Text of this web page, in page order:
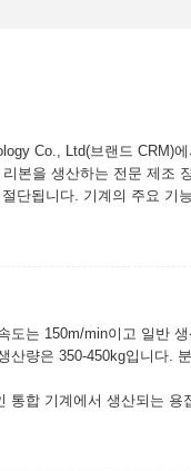
Co., Ltd(브랜드 CRM)
본을 생산하는 전문 제조
단됩니다. 기계의 주요 기
는 150m/min이고 일반
량은 350-450kg입니다.
통합 기계에서 생산되는
미국에서 수입한 주물로